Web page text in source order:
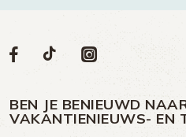
Volg
op
Social
Volg
op
Facebook
Volg
op
TikTok
Volg
op
Instagram
BEN JE BENIEUWD
VAKANTIENIEUWS- EN